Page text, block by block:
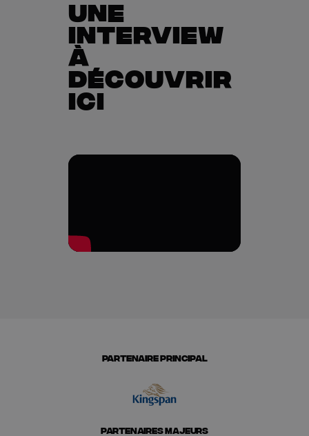
Une
interview
à
découvrir
ici
PARTENAIRE PRINCIPAL
PARTENAIRES MAJEURS